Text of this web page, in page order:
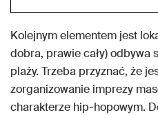
Kolejnym elementem jest
dobra, prawie cały) odbywa
plaży. Trzeba przyznać, że
zorganizowanie imprezy
charakterze hip-hopowym.